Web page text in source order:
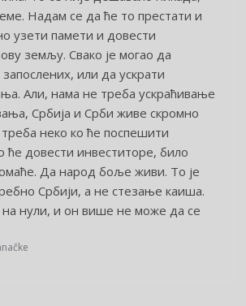
Надам се да ће то престати и
узети памети и довести
земљу. Свако је могао да
или да ускрати
Али, нама не треба ускраћивање
Србија и Срби живе скромно
неко ко ће поспешити
ће довести инвеститоре, било
Да народ боље живи. То је
Србији, а не стезање каиша.
на нули, и он више не може да се